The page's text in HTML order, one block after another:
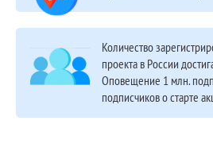
Количество
проекта в России
Оповещение 1 млн.
подписчиков о старте